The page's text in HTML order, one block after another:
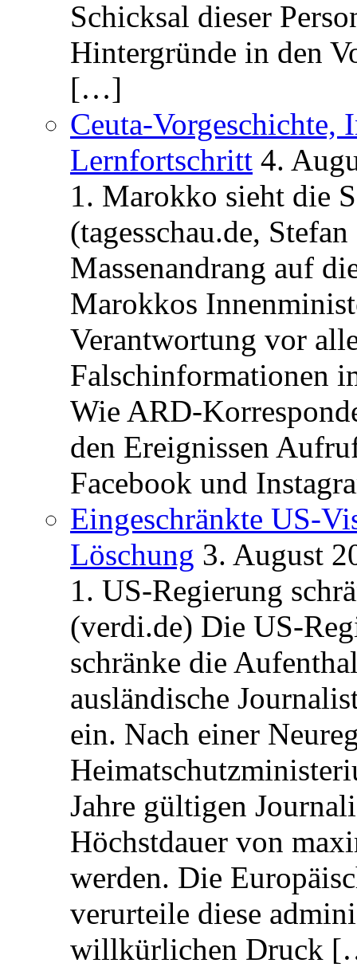
Schicksal dieser
Hintergründe in den
[…]
Ceuta-Vorgeschichte,
Lernfortschritt 4.
1. Marokko sieht die
(tagesschau.de,
Massenandrang auf
Marokkos
Verantwortung vor
Falschinformationen
Wie ARD-
den Ereignissen
Facebook und
Eingeschränkte US-
Löschung 3. August
1. US-Regierung
(verdi.de) Die US-
schränke die
ausländische
ein. Nach einer
Jahre gültigen
Höchstdauer von
werden. Die
verurteile diese
willkürlichen Druck